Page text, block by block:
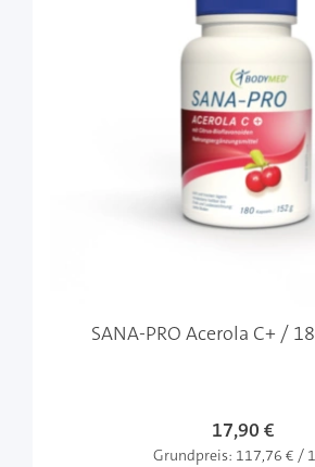
SANA-PRO Acerola C+ /
17,90 €
Grundpreis: 117,76 € /